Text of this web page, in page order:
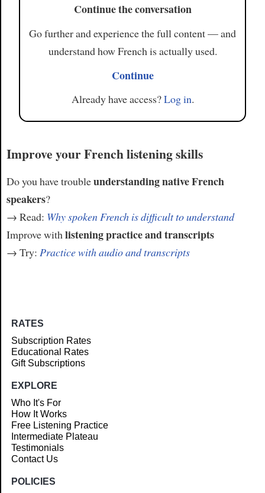
Continue the conversation
Go further and experience the full content — and
understand how French is actually used.
Continue
Already have access?Log in.
Improve your French listening skills
Do you have troubleunderstanding native French
speakers?
→ Read: Why spoken French is difficult to understand
Improve with listening practice and transcripts
→ Try: Practice with audio and transcripts
RATES
Subscription Rates
Educational Rates
Gift Subscriptions
EXPLORE
Who It's For
How It Works
Free Listening Practice
Intermediate Plateau
Testimonials
Contact Us
POLICIES